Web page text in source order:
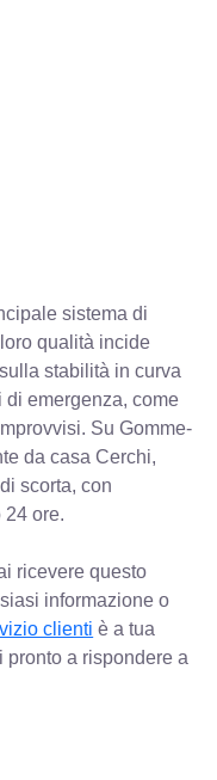
sistema di
qualità incide
stabilità in curva
emergenza, come
Su Gomme-
da casa Cerchi,
scorta, con
ore.
ricevere questo
informazione o
clienti è a tua
a rispondere a